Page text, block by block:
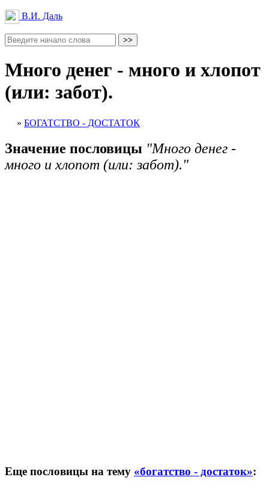
В.И. Даль
Много денег - много и хлопот
(или: забот).
» БОГАТСТВО - ДОСТАТОК
Значение пословицы "Много денег -
много и хлопот (или: забот)."
Еще пословицы на тему «богатство - достаток»: